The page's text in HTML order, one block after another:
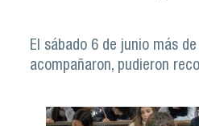
El sábado 6 de junio más
acompañaron, pudieron